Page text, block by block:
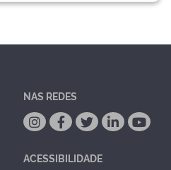
NAS REDES
ACESSIBILIDADE